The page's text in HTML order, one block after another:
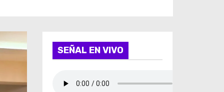
SEÑAL EN VIVO